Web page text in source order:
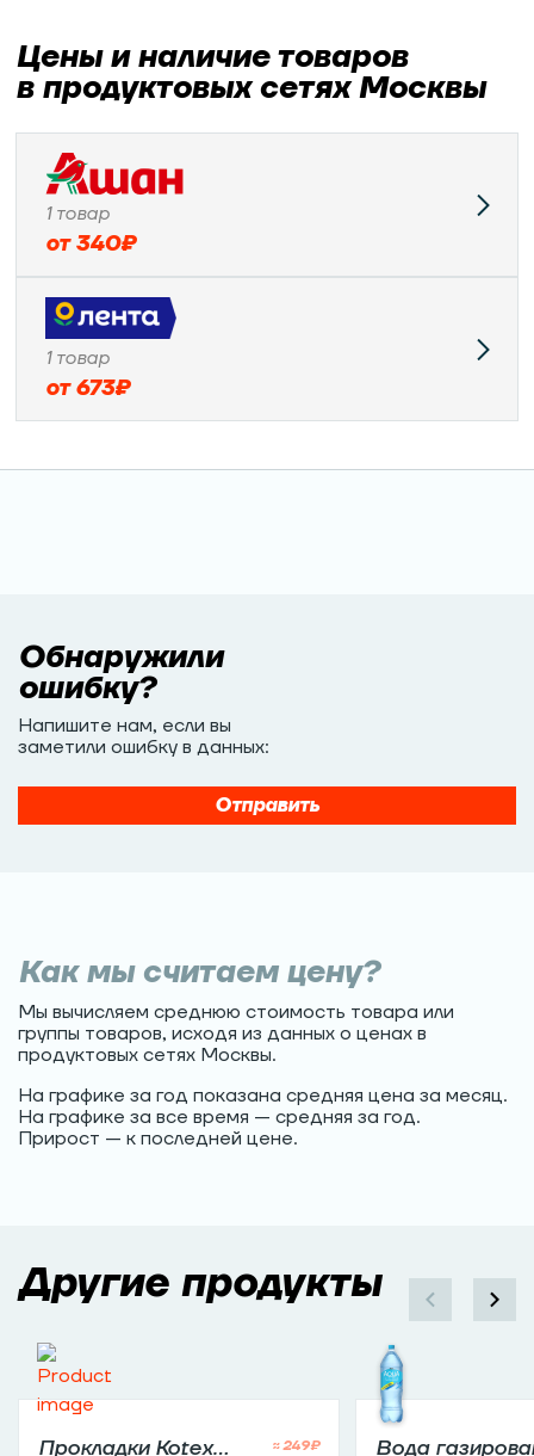
Цены и наличие товаров
в продуктовых сетях Москвы
1 товар
от340₽
1 товар
от673₽
Обнаружили
ошибку?
Напишите нам, если вы
заметили ошибку в данных:
Отправить
Как мы считаем цену?
Мы вычисляем среднюю стоимость товара или
группы товаров, исходя из данных о ценах в
продуктовых сетях Москвы.
На графике за год показана средняя цена за месяц.
На графике за все время — средняя за год.
Прирост — к последней цене.
Другие продукты
Прокладки Kotex ≈249₽ Вода